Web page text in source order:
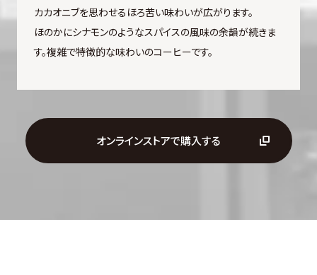
カカオニブを思わせるほろ苦い味わいが広がります。
ほのかにシナモンのようなスパイスの風味の余韻が続きま
す。複雑で特徴的な味わいのコーヒーです。
オンラインストアで購入する